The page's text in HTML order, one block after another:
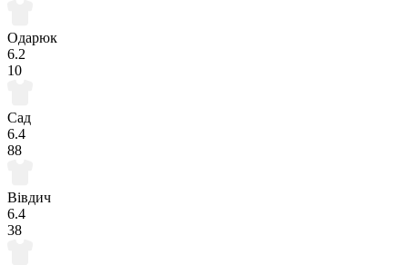
Одарюк
6.2
10
Сад
6.4
88
Вівдич
6.4
38